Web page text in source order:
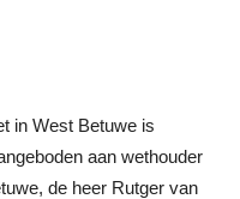
in West Betuwe is
aan wethouder
de heer Rutger van